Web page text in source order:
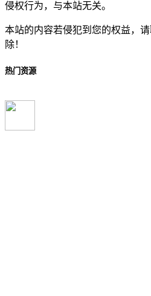
侵权行为，与本站无关。
本站的内容若侵犯到您的权益，
除！
热门资源